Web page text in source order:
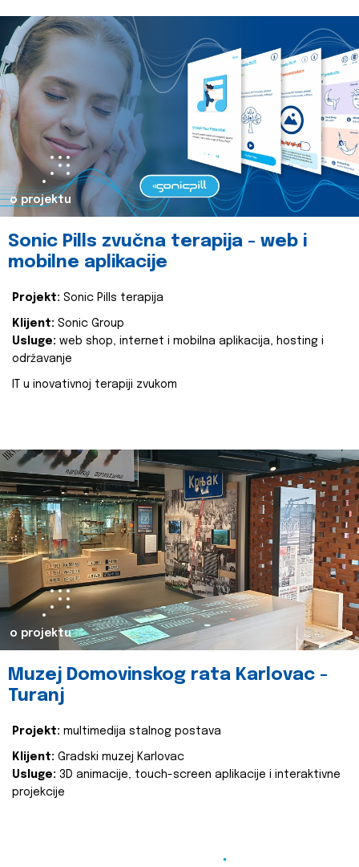
o projektu
Sonic Pills zvučna terapija - web i
mobilne aplikacije
Projekt: Sonic Pills terapija
Klijent: Sonic Group
Usluge: web shop, internet i mobilna aplikacija, hosting i
održavanje
IT u inovativnoj terapiji zvukom
o projektu
Muzej Domovinskog rata Karlovac -
Turanj
Projekt: multimedija stalnog postava
Klijent: Gradski muzej Karlovac
Usluge: 3D animacije, touch-screen aplikacije i interaktivne
projekcije